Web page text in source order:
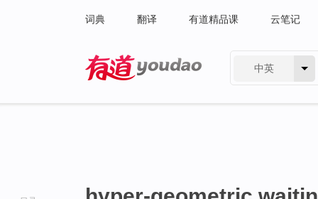
词典 翻译 有道精品课 云笔记
中英